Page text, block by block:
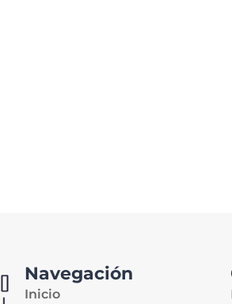
Navegación
Inicio